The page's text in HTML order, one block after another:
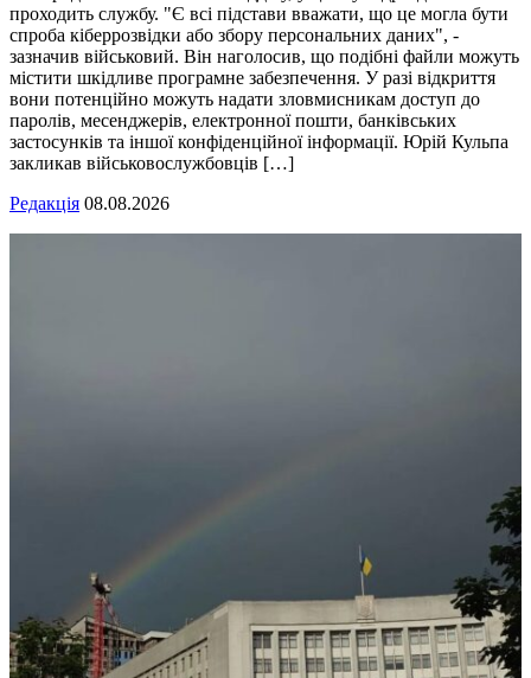
проходить службу. "Є всі підстави вважати, що це могла бути
спроба кіберрозвідки або збору персональних даних", -
зазначив військовий. Він наголосив, що подібні файли можуть
містити шкідливе програмне забезпечення. У разі відкриття
вони потенційно можуть надати зловмисникам доступ до
паролів, месенджерів, електронної пошти, банківських
застосунків та іншої конфіденційної інформації. Юрій Кульпа
закликав військовослужбовців […]
Редакція 08.08.2026